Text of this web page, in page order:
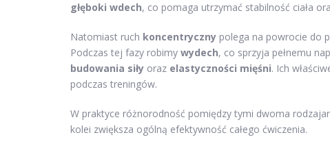
głęboki wdech, co pomaga utrzymać stabilność ciała
Natomiast ruch koncentryczny polega na powrocie do
Podczas tej fazy robimy wydech, co sprzyja pełnemu
budowania siły oraz elastyczności mięśni. Ich
podczas treningów.
W praktyce różnorodność pomiędzy tymi dwoma
kolei zwiększa ogólną efektywność całego ćwiczenia.